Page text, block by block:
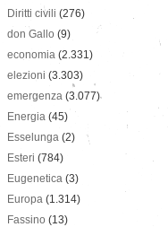
Diritti civili (276)
don Gallo (9)
economia (2.331)
elezioni (3.303)
emergenza (3.077)
Energia (45)
Esselunga (2)
Esteri (784)
Eugenetica (3)
Europa (1.314)
Fassino (13)